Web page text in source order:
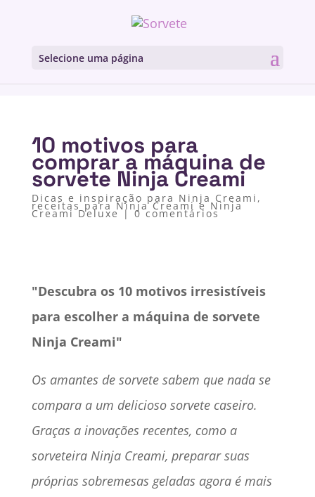
Selecione uma página
10 motivos para
comprar a máquina de
sorvete Ninja Creami
Dicas e inspiração para Ninja Creami ,
receitas para Ninja Creami e Ninja
Creami Deluxe|0 comentários
"Descubra os 10 motivos irresistíveis
para escolher a máquina de sorvete
Ninja Creami"
Os amantes de sorvete sabem que nada se
compara a um delicioso sorvete caseiro.
Graças a inovações recentes, como a
sorveteira Ninja Creami, preparar suas
próprias sobremesas geladas agora é mais